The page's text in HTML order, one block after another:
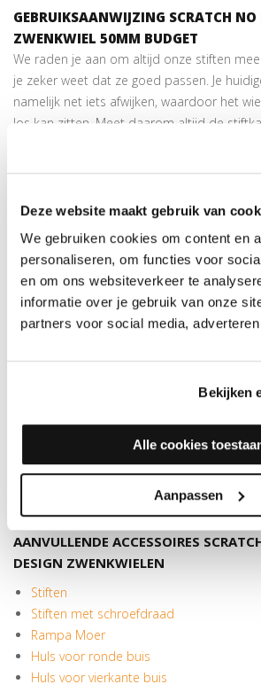
Deze website maakt gebruik van
We gebruiken cookies om content en
personaliseren, om functies voor
en om ons websiteverkeer te
informatie over je gebruik van onze
partners voor social media,
Bekijken
Alle cookies
Aanpassen
GEBRUIKSAANWIJZING SCRATCH NO
ZWENKWIEL 50MM BUDGET
We raden je aan om altijd onze stiften
je zeker weet dat ze goed passen. Je
namelijk net iets afwijken, waardoor het
los kan zitten. Meet daarom altijd de
dit kan een normale stift zijn of een stift
op! Wielen moeten altijd loodrecht ten
ZWENKWIEL 50MM BUDGET
Bepaal de maat van de stift door het
en al uit je stoel te halen. Kijk of het een
een stift met schroefdraad. Wikkel een
van de stift dat uit het stoelframe komt en
de maat M8 (7,75 mm) of M10 (9,75 mm)
loopvlak, hoe beter het wiel rolt! Heb je
Dan kunnen we geen standaard stiften
hebben we een andere oplossing. Neem
AANVULLENDE ACCESSOIRES
DESIGN ZWENKWIELEN
Stiften
Stiften met schroefdraad
Rampa Moer
Huls voor ronde buis
Huls voor vierkante buis